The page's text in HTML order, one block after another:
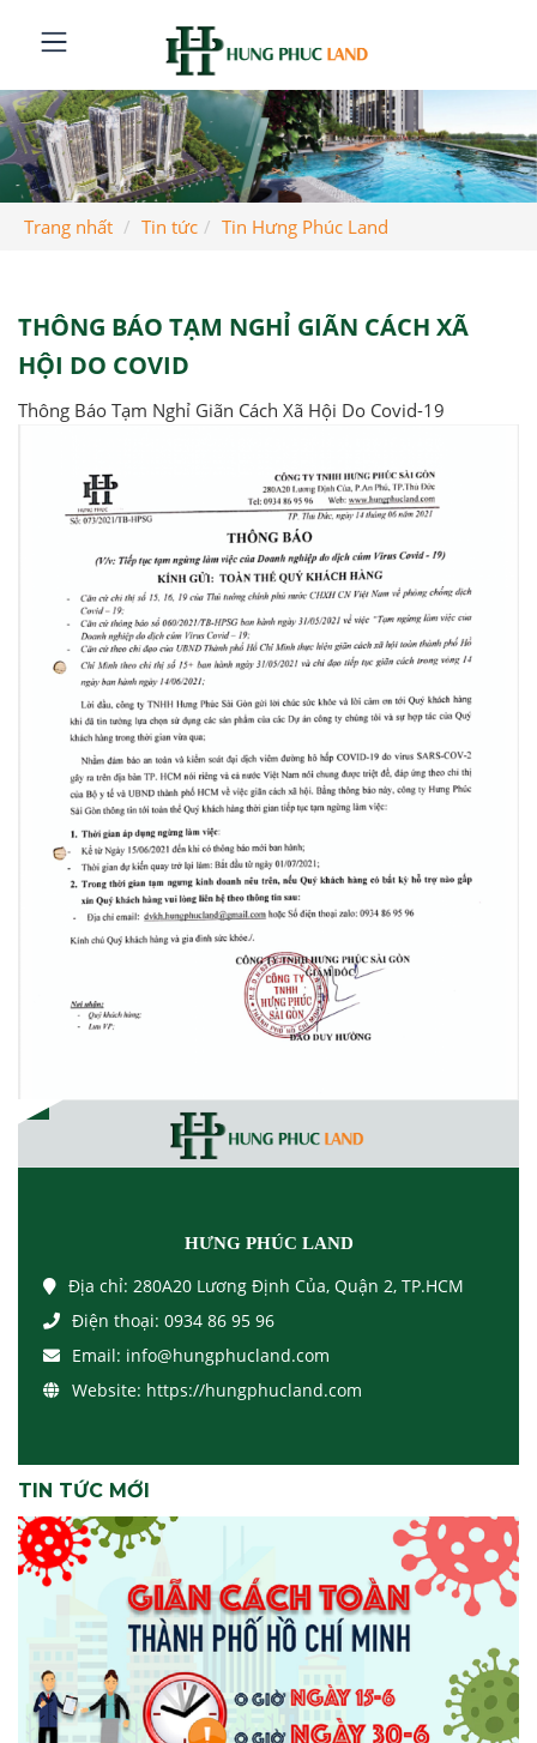
Trang nhất Tin tức Tin Hưng Phúc Land
THÔNG BÁO TẠM NGHỈ GIÃN CÁCH XÃ
HỘI DO COVID
Thông Báo Tạm Nghỉ Giãn Cách Xã Hội Do Covid-19
HƯNG PHÚC LAND
Địa chỉ: 280A20 Lương Định Của, Quận 2, TP.HCM
Điện thoại: 0934 86 95 96
Email: info@hungphucland.com
Website: https://hungphucland.com
TIN TỨC MỚI